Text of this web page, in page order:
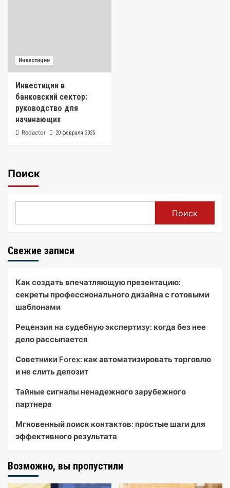
Инвестиции
Инвестиции в
банковский сектор:
руководство для
начинающих
Redactor 20 февраля 2025
Поиск
Поиск
Свежие записи
Как создать впечатляющую презентацию:
секреты профессионального дизайна с готовыми
шаблонами
Рецензия на судебную экспертизу: когда без нее
дело рассыпается
Советники Forex: как автоматизировать торговлю
и не слить депозит
Тайные сигналы ненадежного зарубежного
партнера
Мгновенный поиск контактов: простые шаги для
эффективного результата
Возможно, вы пропустили